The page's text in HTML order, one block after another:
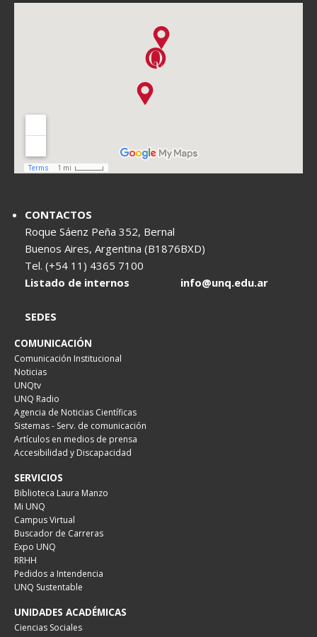
CONTACTOS
Roque Sáenz Peña 352, Bernal
Buenos Aires, Argentina (B1876BXD)
Tel. (+54 11) 4365 7100
Listado de internos
info@unq.edu.ar
SEDES
COMUNICACIÓN
Comunicación Institucional
Noticias
UNQtv
UNQ Radio
Agencia de Noticias Científicas
Sistemas - Serv. de comunicación
Artículos en medios de prensa
Accesibilidad y Discapacidad
SERVICIOS
Biblioteca Laura Manzo
Mi UNQ
Campus Virtual
Buscador de Carreras
Expo UNQ
RRHH
Pedidos a Intendencia
UNQ Sustentable
UNIDADES ACADÉMICAS
Ciencias Sociales